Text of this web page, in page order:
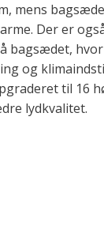
mens
Der er
bagsædet,
og
til 16
lydkvalitet.